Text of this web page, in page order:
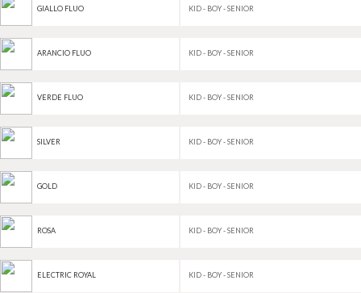
GIALLO FLUO KID - BOY - SENIOR
ARANCIO FLUO KID - BOY - SENIOR
VERDE FLUO KID - BOY - SENIOR
SILVER KID - BOY - SENIOR
GOLD KID - BOY - SENIOR
ROSA KID - BOY - SENIOR
ELECTRIC ROYAL KID - BOY - SENIOR